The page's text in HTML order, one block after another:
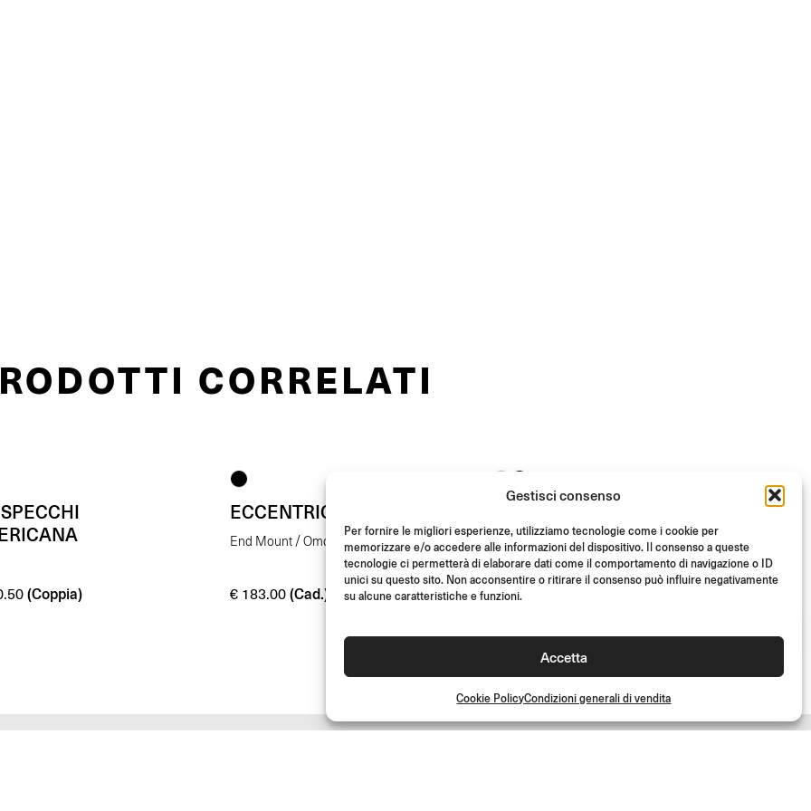
Gestisci consenso
Per fornire le migliori esperienze, utilizziamo tecnologie come i cookie per
memorizzare e/o accedere alle informazioni del dispositivo. Il consenso a queste
tecnologie ci permetterà di elaborare dati come il comportamento di navigazione o ID
unici su questo sito. Non acconsentire o ritirare il consenso può influire negativamente
su alcune caratteristiche e funzioni.
Accetta
Cookie PolicyCondizioni generali di vendita
CORRELATI
(Coppia)
ECCENTRICO
End Mount / Omologato E
€ 183.00 (Cad.)
End Mount
Da €